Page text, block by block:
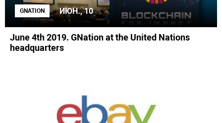
GNATION ИЮН., 10
June 4th 2019. GNation at the United Nations
headquarters